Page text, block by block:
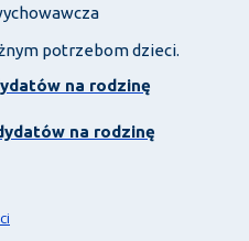
potrzebom dzieci.
na rodzinę
na rodzinę